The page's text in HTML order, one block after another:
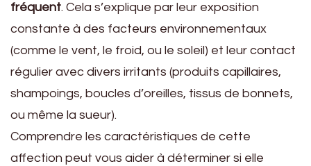
fréquent. Cela s’explique par leur exposition
constante à des facteurs environnementaux
(comme le vent, le froid, ou le soleil) et leur contact
régulier avec divers irritants (produits capillaires,
shampoings, boucles d’oreilles, tissus de bonnets,
ou même la sueur).
Comprendre les caractéristiques de cette
affection peut vous aider à déterminer si elle